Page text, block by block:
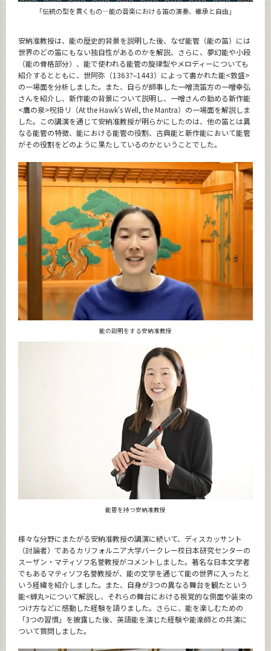
「伝統の型を貫くもの―能の音楽における笛の演奏、継承と自由」
安納准教授は、能の歴史的背景を説明した後、なぜ能管（能の笛）には
世界のどの笛にもない独自性があるのかを解説、さらに、夢幻能や小段
（能の骨格部分）、能で使われる能管の旋律型やメロディーについても
紹介するとともに、世阿弥（1363?–1443）によって書かれた能<敦盛>
の一場面を分析しました。また、自らが師事した一噌流笛方の一噌幸弘
さんを紹介し、新作能の背景について説明し、一噌さんの勤める新作能
<鷹の泉>呪掛リ（At the Hawk's Well, the Mantra）の一場面を解説しま
した。この講演を通じて安納准教授が明らかにしたのは、他の笛とは異
なる能管の特徴、能における能管の役割、古典能と新作能において能管
がその役割をどのように果たしているのかということでした。
能の説明をする安納准教授
能管を持つ安納准教授
様々な分野にまたがる安納准教授の講演に続いて、ディスカッサント
（討論者）であるカリフォルニア大学バークレー校日本研究センターの
スーザン・マティソフ名誉教授がコメントしました。著名な日本文学者
でもあるマティソフ名誉教授が、能の文学を通じて能の世界に入ったと
いう経緯を紹介しました。また、自身が3つの異なる舞台を観たという
能<蝉丸>について解説し、それらの舞台における視覚的な側面や装束の
つけ方などに感動した経験を語りました。さらに、能を楽しむための
「3つの習慣」を披露した後、英語能を演じた経験や能楽師との共演に
ついて質問しました。